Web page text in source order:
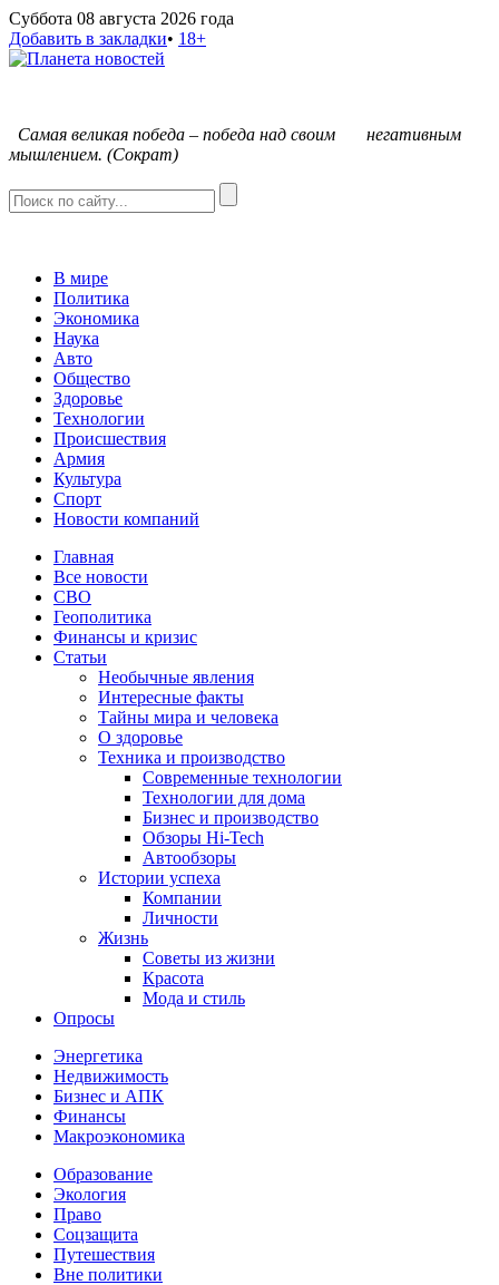
Суббота 08 августа 2026 года
Добавить в закладки• 18+
Самая великая победа – победа над своим негативным
мышлением. (Сократ)
В мире
Политика
Экономика
Наука
Авто
Общество
Здоровье
Технологии
Происшествия
Армия
Культура
Спорт
Новости компаний
Главная
Все новости
СВО
Геополитика
Финансы и кризис
Статьи
Необычные явления
Интересные факты
Тайны мира и человека
О здоровье
Техника и производство
Современные технологии
Технологии для дома
Бизнес и производство
Обзоры Hi-Tech
Автообзоры
Истории успеха
Компании
Личности
Жизнь
Советы из жизни
Красота
Мода и стиль
Опросы
Энергетика
Недвижимость
Бизнес и АПК
Финансы
Макроэкономика
Образование
Экология
Право
Соцзащита
Путешествия
Вне политики